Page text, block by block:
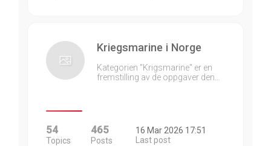
Kriegsmarine i Norge
Kategorien "Krigsmarine" er en
fremstilling av de oppgaver den…
54
Topics
465
Posts
16 Mar 2026 17:51
Last post